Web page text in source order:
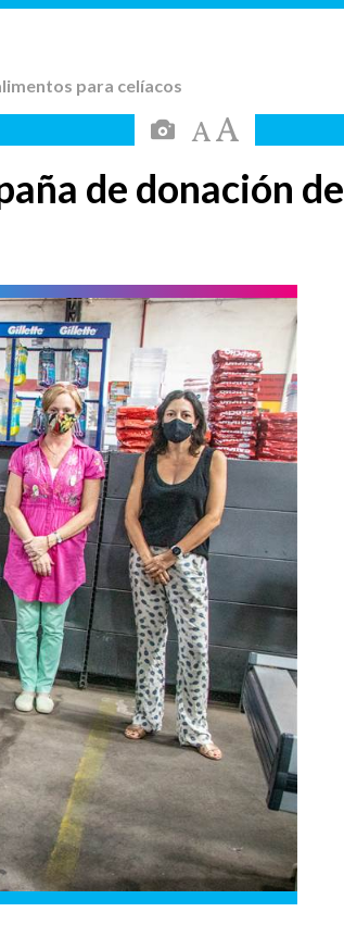
para celíacos
de donación de